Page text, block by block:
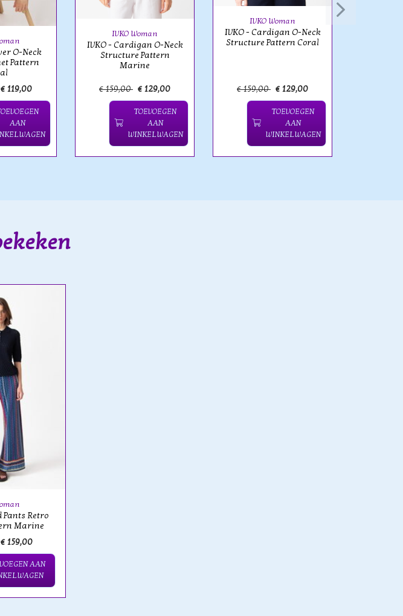
O-Neck
Pattern
€ 119,00
AAN
IVKO Woman
IVKO - Cardigan O-Neck
Structure Pattern
Marine
€ 159,00 € 129,00
TOEVOEGEN
AAN
WINKELWAGEN
IVKO Woman
IVKO - Cardigan O-Neck
Structure Pattern Coral
€ 159,00 € 129,00
TOEVOEGEN
AAN
WINKELWAGEN
Pants Retro
Marine
€ 159,00
AAN